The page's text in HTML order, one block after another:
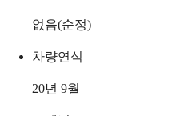
없음(순정)
차량연식
20년 9월